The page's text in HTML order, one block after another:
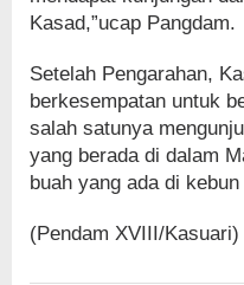
Kasad,”ucap Pangdam.
Setelah Pengarahan,
berkesempatan untuk
salah satunya
yang berada di dalam
buah yang ada di
(Pendam XVIII/Kasuari)